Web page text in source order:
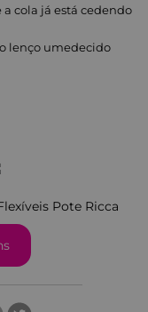
cola já está cedendo
lenço umedecido
Pote Ricca